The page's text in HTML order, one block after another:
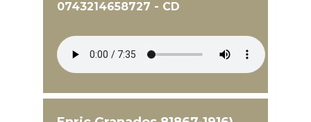
0743214658727 - CD